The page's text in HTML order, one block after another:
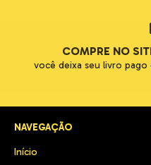
COMPRE NO
você deixa seu livro
NAVEGAÇÃO
Início